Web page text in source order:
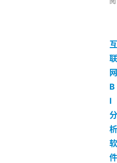
互
联
网
B
I
分
析
软
件